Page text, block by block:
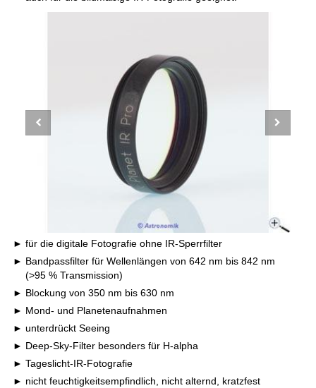
für die digitale Fotografie ohne IR-Sperrfilter
Bandpassfilter für Wellenlängen von 642 nm bis 842 nm
(>95 % Transmission)
Blockung von 350 nm bis 630 nm
Mond- und Planetenaufnahmen
unterdrückt Seeing
Deep-Sky-Filter besonders für H-alpha
Tageslicht-IR-Fotografie
nicht feuchtigkeitsempfindlich, nicht alternd, kratzfest